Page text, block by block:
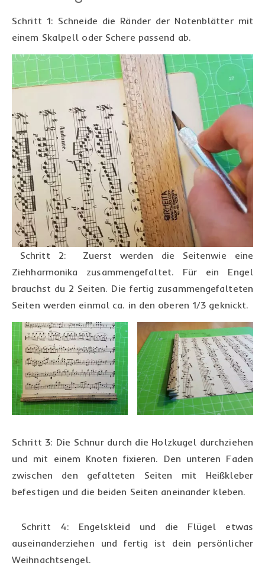
Schritt 1: Schneide die Ränder der Notenblätter mit
einem Skalpell oder Schere passend ab.
Schritt 2: Zuerst werden die Seitenwie eine
Ziehharmonika zusammengefaltet. Für ein Engel
brauchst du 2 Seiten. Die fertig zusammengefalteten
Seiten werden einmal ca. in den oberen 1/3 geknickt.
Schritt 3: Die Schnur durch die Holzkugel durchziehen
und mit einem Knoten fixieren. Den unteren Faden
zwischen den gefalteten Seiten mit Heißkleber
befestigen und die beiden Seiten aneinander kleben.
Schritt 4: Engelskleid und die Flügel etwas
auseinanderziehen und fertig ist dein persönlicher
Weihnachtsengel.